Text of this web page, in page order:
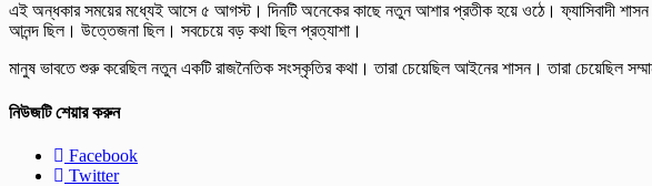
এই অন্ধকার সময়ের মধ্যেই আসে ৫ আগস্ট। দিনটি অনেকের কাছে নতুন আশার প্রতীক হয়ে ওঠে। ফ্যাসিবাদী শাসন
আনন্দ ছিল। উত্তেজনা ছিল। সবচেয়ে বড় কথা ছিল প্রত্যাশা।
মানুষ ভাবতে শুরু করেছিল নতুন একটি রাজনৈতিক সংস্কৃতির কথা। তারা চেয়েছিল আইনের শাসন। তারা চেয়েছিল
নিউজটি শেয়ার করুন
Facebook
Twitter